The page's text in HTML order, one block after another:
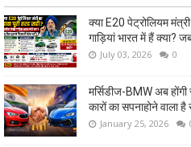
क्या E20 पेट्रोलियम
गाड़ियां भारत में हैं क्या?
July 03, 2026 0
मर्सिडीज-BMW अब
कारों का सपनाहोने वाला
January 25, 2026